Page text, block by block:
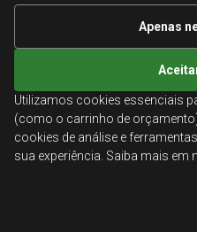
Informações Técnicas
ATENDIMENTO
Orçamentos corporativos,
e suporte especializado.
Apenas
Utilizamos cookies essenciais
(como o carrinho de
cookies de análise e
sua experiência. Saiba mais em